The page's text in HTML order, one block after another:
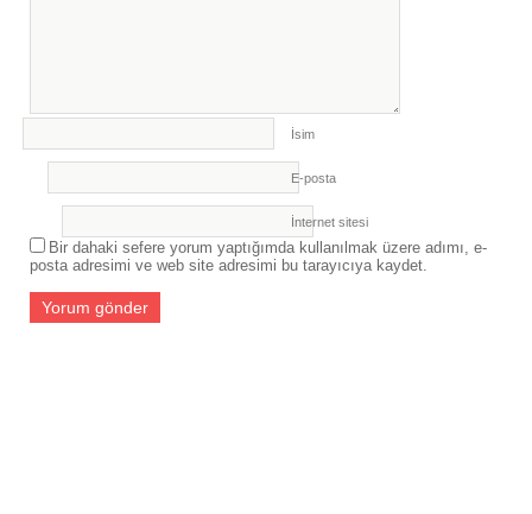
İsim
E-posta
İnternet sitesi
Bir dahaki sefere yorum yaptığımda kullanılmak üzere adımı, e-
posta adresimi ve web site adresimi bu tarayıcıya kaydet.